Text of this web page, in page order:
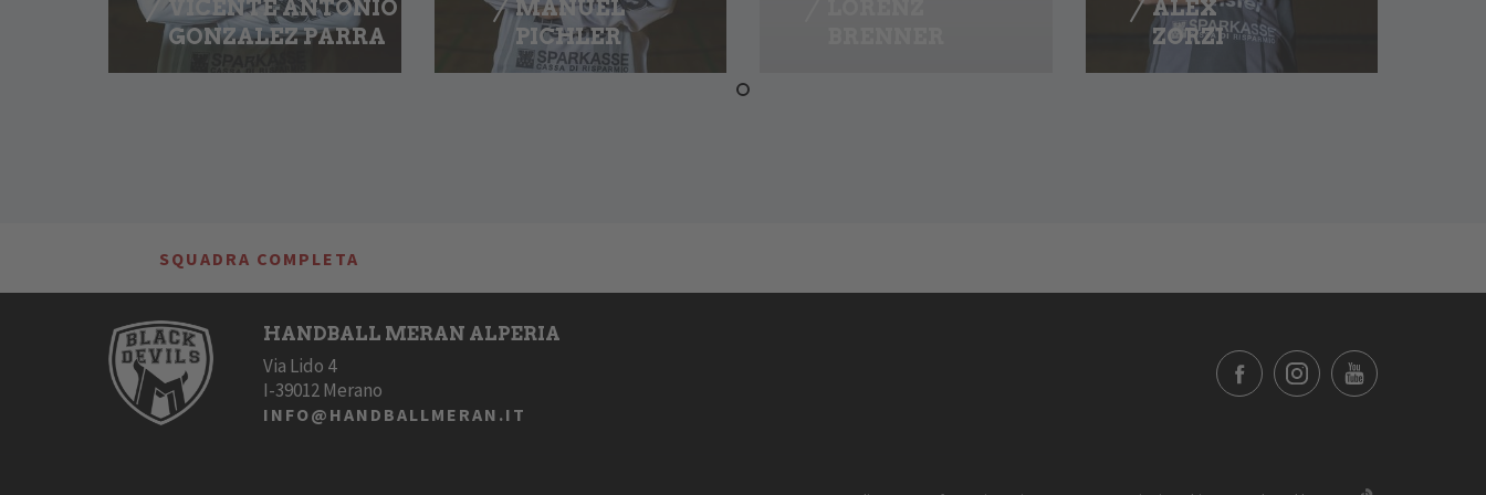
VICENTE ANTONIO
GONZALEZ PARRA
MANUEL
PICHLER
ALEX
ZORZI
SQUADRA COMPLETA
HANDBALL MERAN ALPERIA
Via Lido 4
I-39012 Merano
INFO@HANDBALLMERAN.IT